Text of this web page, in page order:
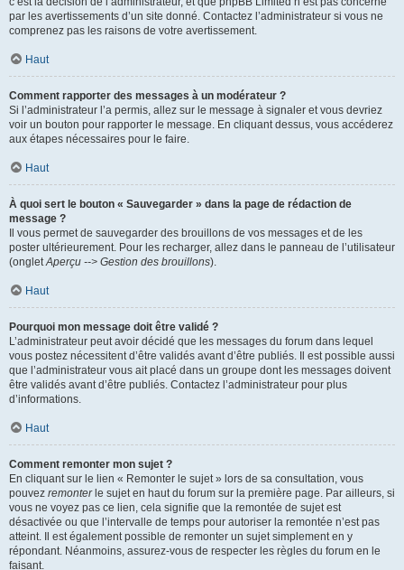
par les avertissements d’un site donné. Contactez l’administrateur si vous ne
comprenez pas les raisons de votre avertissement.
Haut
Comment rapporter des messages à un modérateur ?
Si l’administrateur l’a permis, allez sur le message à signaler et vous devriez
voir un bouton pour rapporter le message. En cliquant dessus, vous accéderez
aux étapes nécessaires pour le faire.
Haut
À quoi sert le bouton « Sauvegarder » dans la page de rédaction de
message ?
Il vous permet de sauvegarder des brouillons de vos messages et de les
poster ultérieurement. Pour les recharger, allez dans le panneau de l’utilisateur
(ongletAperçu --> Gestion des brouillons).
Haut
Pourquoi mon message doit être validé ?
L’administrateur peut avoir décidé que les messages du forum dans lequel
vous postez nécessitent d’être validés avant d’être publiés. Il est possible aussi
que l’administrateur vous ait placé dans un groupe dont les messages doivent
être validés avant d’être publiés. Contactez l’administrateur pour plus
d’informations.
Haut
Comment remonter mon sujet ?
En cliquant sur le lien « Remonter le sujet » lors de sa consultation, vous
pouvez remonterle sujet en haut du forum sur la première page. Par ailleurs, si
vous ne voyez pas ce lien, cela signifie que la remontée de sujet est
désactivée ou que l’intervalle de temps pour autoriser la remontée n’est pas
atteint. Il est également possible de remonter un sujet simplement en y
répondant. Néanmoins, assurez-vous de respecter les règles du forum en le
faisant.